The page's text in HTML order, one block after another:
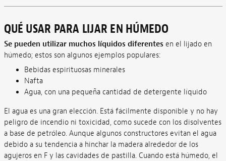
QUÉ USAR PARA LIJAR EN HÚMEDO
Se pueden utilizar muchos líquidos diferentes en el lijado en
húmedo; estos son algunos ejemplos populares:
Bebidas espirituosas minerales
Nafta
Agua, con una pequeña cantidad de detergente líquido
El agua es una gran elección. Está fácilmente disponible y no hay
peligro de incendio ni toxicidad, como sucede con los disolventes
a base de petróleo. Aunque algunos constructores evitan el agua
debido a su tendencia a hinchar la madera alrededor de los
agujeros en F y las cavidades de pastilla. Cuando está húmedo, el